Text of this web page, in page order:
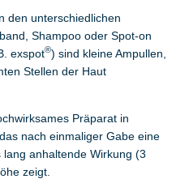
den unterschiedlichen
Shampoo oder Spot-on
exspot®) sind kleine Ampullen,
Stellen der Haut
Präparat in
nach einmaliger Gabe eine
anhaltende Wirkung (3
zeigt.